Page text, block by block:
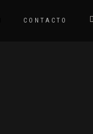
CONTACTO